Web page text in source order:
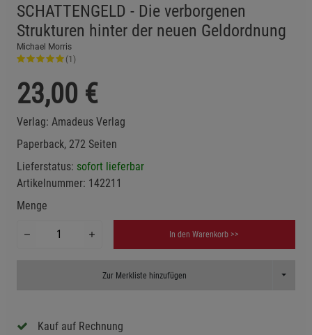
SCHATTENGELD - Die verborgenen
Strukturen hinter der neuen Geldordnung
Michael Morris
(1)
23,00 €
Verlag: Amadeus Verlag
Paperback, 272 Seiten
Lieferstatus: sofort lieferbar
Artikelnummer: 142211
Menge
In den Warenkorb >>
Zur Merkliste hinzufügen Toggle
Kauf auf Rechnung